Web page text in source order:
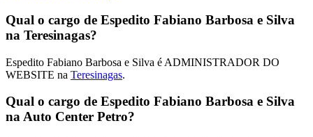
Qual o cargo de Espedito Fabiano Barbosa e Silva
na Teresinagas?
Espedito Fabiano Barbosa e Silva é ADMINISTRADOR DO
WEBSITE na Teresinagas.
Qual o cargo de Espedito Fabiano Barbosa e Silva
na Auto Center Petro?